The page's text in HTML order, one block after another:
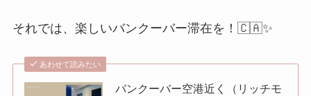
それでは、楽しいバンクーバー滞在を！🇨🇦✨
あわせて読みたい
バンクーバー空港近く（リッチモ